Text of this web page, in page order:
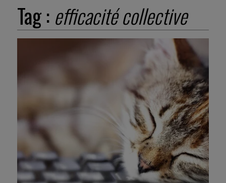
Tag : efficacité collective